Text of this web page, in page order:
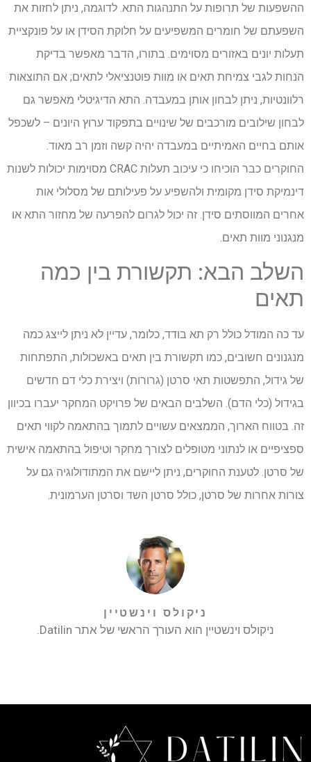
ההשפעות של תרופות על התנהגות התא. לדוגמה, ניתן לחזות את
השפעתם של חומרים המשפיעים על חלוקת הסידן או על פונקציית
תעלות יונים באזורים מסוימים. בתורו, הדבר מאפשר בדיקת
הנחות לגבי צמיחת תאים או מוות פוטנציאלי לתאים; אם התוצאות
רלוונטיות, ניתן לבחון אותן במעבדה. התא הדיגיטלי מאפשר גם
לבחון שילובים מורכבים של שינויים בתפקוד ערוץ היונים – לשכפל
אותם בחיים האמיתיים במעבדה יהיה קשה וזמן רב מאוד.
החוקרים כבר הוכיחו כי עיכוב תעלות CRAC מסוימות יכולות לשנות
דינמיקת סידן מקומית ולהשפיע על פעילותם של מסלולי אות
אחרים המווסתים סידן. זה יכול לגרום להפרעה של מחזור התא או
מנגנוני מוות תאים.
השלב הבא: תקשורת בין כמה
תאים
עד כה המודל כולל רק תא בודד, כלומר, עדיין לא ניתן לייצג כמה
מנגנונים חשובים, כמו תקשורת בין תאים באשכולות, התפתחות
של גידול, התפשטות תאי סרטן (גרורות) ויצירת כלי דם חדשים
בגידול (כלי הדם). השלבים הבאים של פרויקט המחקר יעברו בכיוון
זה. בטווח הארוך, הממצאים עשויים לתמוך בהתאמה לקווי תאים
ספציפיים או לנתוני מטופלים לצורך מחקר וטיפול בהתאמה אישית
של סרטן. לטענת החוקרים, ניתן ליישם את המתודולוגיה גם על
צורות אחרות של סרטן, כולל סרטן השד וסרטן הערמונית.
ניקולס וינשטיין
ניקולס וינשטיין הוא העורך הראשי של אתר Datilin.